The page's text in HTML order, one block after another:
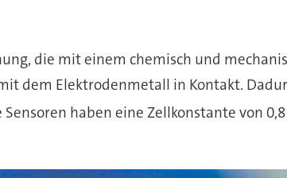
die mit einem chemisch und
dem Elektrodenmetall in Kontakt.
haben eine Zellkonstante von 0,8